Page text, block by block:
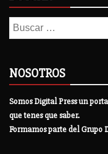
Buscar:
NOSOTROS
Somos Digital Press un
que tenes que saber.
Formamos parte del Grupo